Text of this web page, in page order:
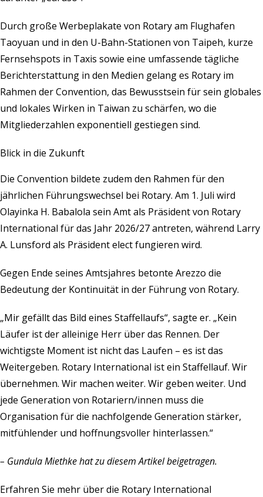
Durch große Werbeplakate von Rotary am Flughafen
Taoyuan und in den U-Bahn-Stationen von Taipeh, kurze
Fernsehspots in Taxis sowie eine umfassende tägliche
Berichterstattung in den Medien gelang es Rotary im
Rahmen der Convention, das Bewusstsein für sein globales
und lokales Wirken in Taiwan zu schärfen, wo die
Mitgliederzahlen exponentiell gestiegen sind.
Blick in die Zukunft
Die Convention bildete zudem den Rahmen für den
jährlichen Führungswechsel bei Rotary. Am 1. Juli wird
Olayinka H. Babalola sein Amt als Präsident von Rotary
International für das Jahr 2026/27 antreten, während Larry
A. Lunsford als Präsident elect fungieren wird.
Gegen Ende seines Amtsjahres betonte Arezzo die
Bedeutung der Kontinuität in der Führung von Rotary.
„Mir gefällt das Bild eines Staffellaufs“, sagte er. „Kein
Läufer ist der alleinige Herr über das Rennen. Der
wichtigste Moment ist nicht das Laufen – es ist das
Weitergeben. Rotary International ist ein Staffellauf. Wir
übernehmen. Wir machen weiter. Wir geben weiter. Und
jede Generation von Rotariern/innen muss die
Organisation für die nachfolgende Generation stärker,
mitfühlender und hoffnungsvoller hinterlassen.“
– Gundula Miethke hat zu diesem Artikel beigetragen.
Erfahren Sie mehr über die Rotary International